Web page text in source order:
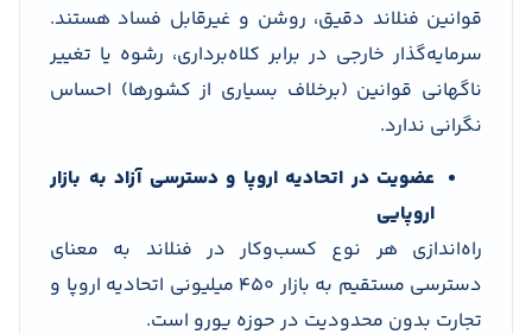
قوانین فنلاند دقیق، روشن و غیرقابل فساد هستند.
سرمایه‌گذار خارجی در برابر کلاه‌برداری، رشوه یا تغییر
ناگهانی قوانین (برخلاف بسیاری از کشورها) احساس
نگرانی ندارد.
عضویت در اتحادیه اروپا و دسترسی آزاد به بازار
اروپایی
راه‌اندازی هر نوع کسب‌وکار در فنلاند به معنای
دسترسی مستقیم به بازار ۴۵۰ میلیونی اتحادیه اروپا و
تجارت بدون محدودیت در حوزه یورو است.